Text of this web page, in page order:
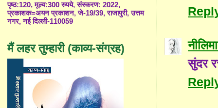
सुंदर
पृष्ठ:120, मूल्य:300 रुपये, संस्करण: 2022,
प्रकाशक=अयन प्रकाशन, जे-19/39, राजापुरी, उत्तम
नगर, नई दिल्ली-110059
मैं लहर तुम्हारी (काव्य-संग्रह)